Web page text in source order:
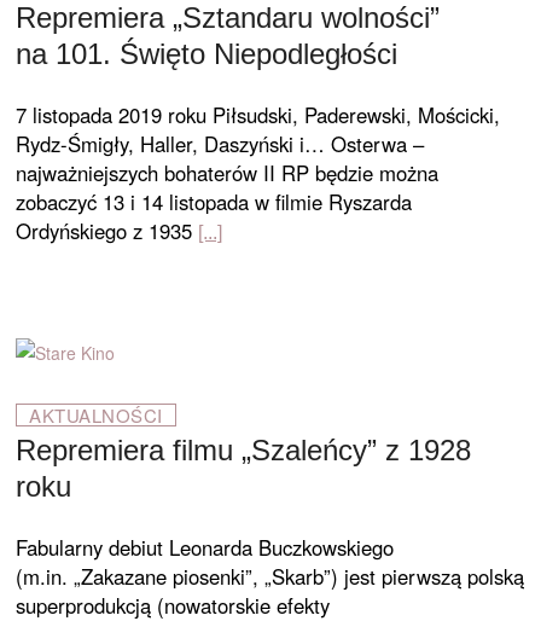
Repremiera „Sztandaru wolności”
na 101. Święto Niepodległości
7 listopada 2019 roku Piłsudski, Paderewski, Mościcki,
Rydz-Śmigły, Haller, Daszyński i… Osterwa –
najważniejszych bohaterów II RP będzie można
zobaczyć 13 i 14 listopada w filmie Ryszarda
Ordyńskiego z 1935
AKTUALNOŚCI
Repremiera filmu „Szaleńcy” z 1928
roku
Fabularny debiut Leonarda Buczkowskiego
(m.in. „Zakazane piosenki”, „Skarb”) jest pierwszą polską
superprodukcją (nowatorskie efekty